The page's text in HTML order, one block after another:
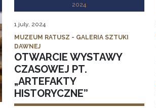
2024
1 july, 2024
MUZEUM RATUSZ - GALERIA SZTUKI
DAWNEJ
OTWARCIE WYSTAWY
CZASOWEJ PT.
„ARTEFAKTY
HISTORYCZNE”